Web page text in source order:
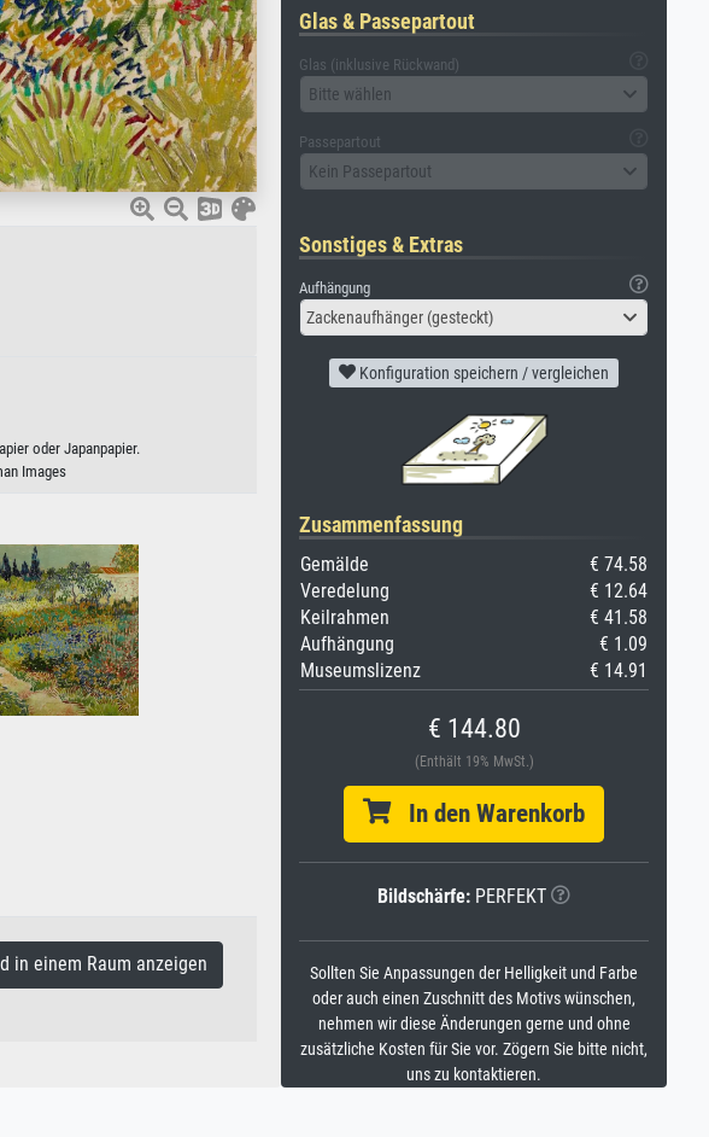
oder Japanpapier.
Images
einem Raum anzeigen
Glas & Passepartout
Glas (inklusive Rückwand)
Bitte wählen
Passepartout
Kein Passepartout
Sonstiges & Extras
Aufhängung
Zackenaufhänger (gesteckt)
Konfiguration speichern / vergleichen
Zusammenfassung
Gemälde
€ 74.58
Veredelung
€ 12.64
Keilrahmen
€ 41.58
Aufhängung
€ 1.09
Museumslizenz
€ 14.91
€ 144.80
(Enthält 19% MwSt.)
In den Warenkorb
Bildschärfe: PERFEKT
Sollten Sie Anpassungen der Helligkeit und Farbe
oder auch einen Zuschnitt des Motivs wünschen,
nehmen wir diese Änderungen gerne und ohne
zusätzliche Kosten für Sie vor. Zögern Sie bitte nicht,
uns zu kontaktieren.